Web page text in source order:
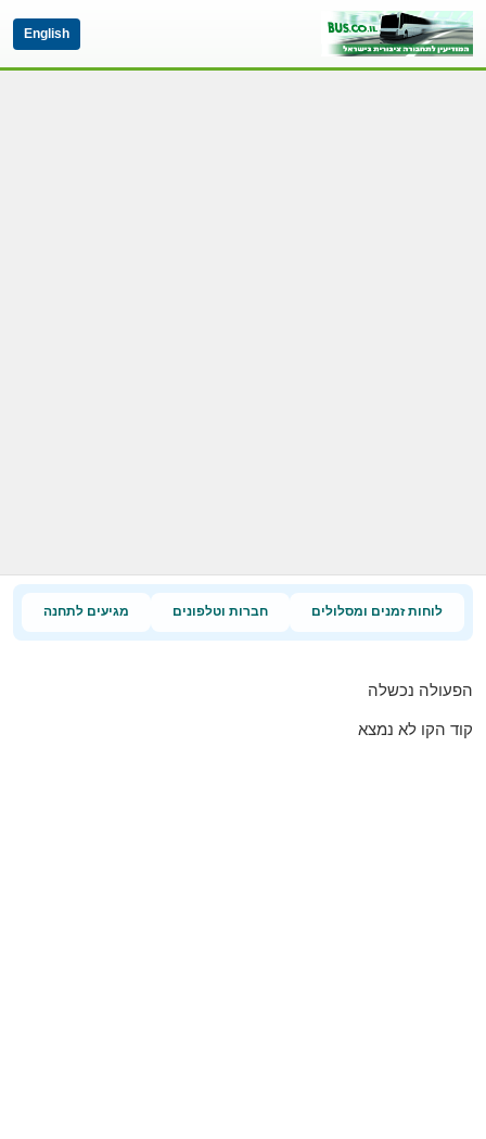
English
לוחות זמנים ומסלולים חברות וטלפונים מגיעים לתחנה
הפעולה נכשלה
קוד הקו לא נמצא